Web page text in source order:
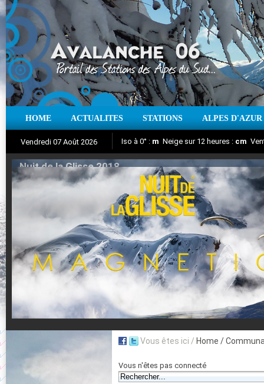
HOME ACTUALITES STATIONS ALPES D'AZUR
Vendredi 07 Août 2026
Aujourd'hui : T° Min : °C T° Max :°C
Iso à 0° : m Neige sur 12 heures : cm
Suivez en direct l'actualité des stations
Nuit de la Glisse 2018
Vous êtes ici / Home /
Vous n'êtes pas connecté